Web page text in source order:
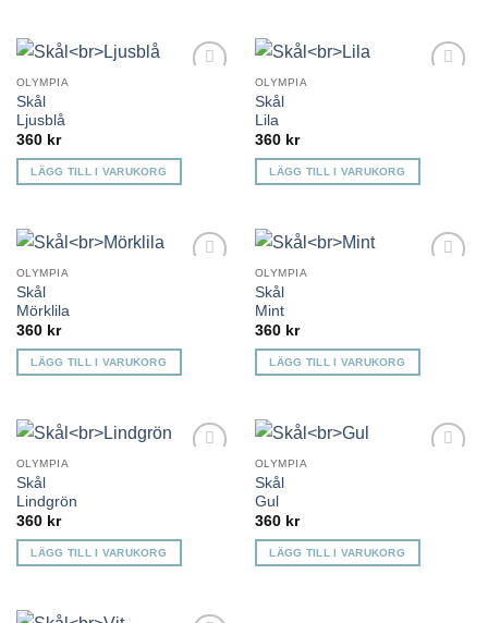
produkten
flera
varianter.
De
olika
alternativen
väljas
produktsidan
OLYMPIA
Skål
Ljusblå
360 kr
LÄGG TILL I VARUKORG
OLYMPIA
Skål
Lila
360 kr
LÄGG TILL I VARUKORG
OLYMPIA
Skål
Mörklila
360 kr
LÄGG TILL I VARUKORG
OLYMPIA
Skål
Mint
360 kr
LÄGG TILL I VARUKORG
OLYMPIA
Skål
Lindgrön
360 kr
LÄGG TILL I VARUKORG
OLYMPIA
Skål
Gul
360 kr
LÄGG TILL I VARUKORG